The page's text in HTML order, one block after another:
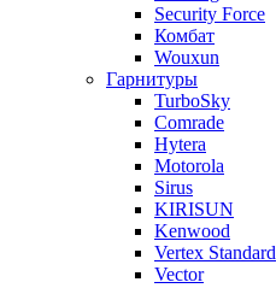
Security Force
Комбат
Wouxun
Гарнитуры
TurboSky
Comrade
Hytera
Motorola
Sirus
KIRISUN
Kenwood
Vertex Standard
Vector